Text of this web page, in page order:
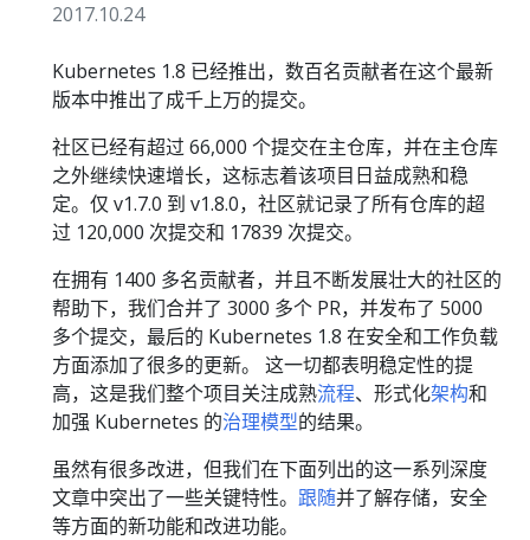
2017.10.24
Kubernetes 1.8 已经推出，数百名贡献者在这个最新
版本中推出了成千上万的提交。
社区已经有超过 66,000 个提交在主仓库，并在主仓库
之外继续快速增长，这标志着该项目日益成熟和稳
定。仅 v1.7.0 到 v1.8.0，社区就记录了所有仓库的超
过 120,000 次提交和 17839 次提交。
在拥有 1400 多名贡献者，并且不断发展壮大的社区的
帮助下，我们合并了 3000 多个 PR，并发布了 5000
多个提交，最后的 Kubernetes 1.8 在安全和工作负载
方面添加了很多的更新。 这一切都表明稳定性的提
高，这是我们整个项目关注成熟流程、形式化架构和
加强 Kubernetes 的治理模型的结果。
虽然有很多改进，但我们在下面列出的这一系列深度
文章中突出了一些关键特性。 跟随并了解存储，安全
等方面的新功能和改进功能。